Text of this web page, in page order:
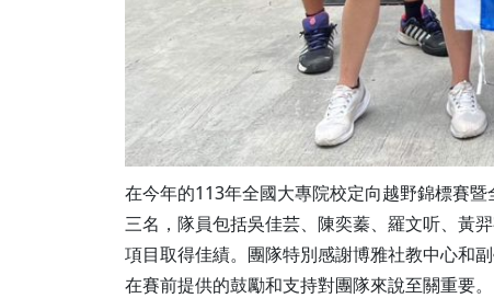
在今年的113年全國大專院校定向越野錦標賽
三名，隊員包括吳佳芸、陳奕蓁、羅文听、黃
項目取得佳績。團隊特別感謝博雅社教中心和
在賽前提供的鼓勵和支持對團隊來說至關重要。